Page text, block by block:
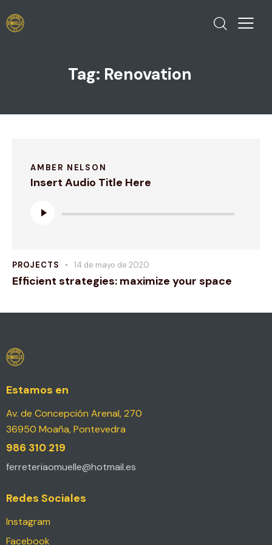
Tag: Renovation
AMBER NELSON
Insert Audio Title Here
PROJECTS 14 de mayo de 2020
Efficient strategies: maximize your space
Estamos en
Av. de Concepción Arenal, 270
36950 Moaña, Pontevedra
986 310 219
ferreteriaomuelle@hotmail.es
Redes Sociales
Instagram
Facebook